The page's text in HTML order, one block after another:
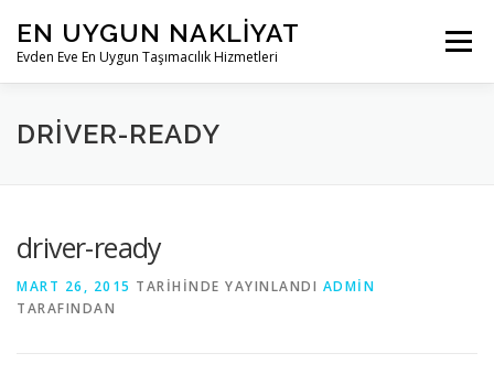
geçEN UYGUN NAKLIYAT
Evden Eve En Uygun Taşımacılık Hizmetleri
Menü
ANASAYFA KURUMSAL
DRIVER-READY
driver-ready
MART 26, 2015 TARIHINDE YAYINLANDI ADMIN
TARAFINDAN